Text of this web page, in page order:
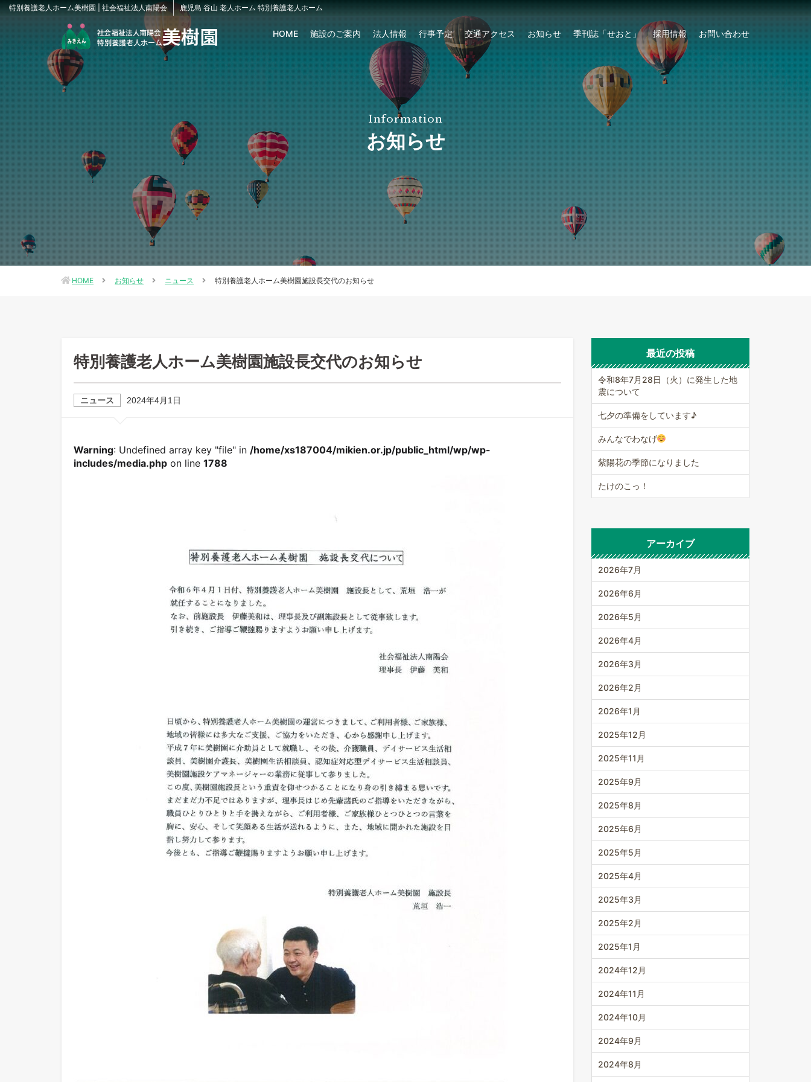
特別養護老人ホーム美樹園 | 社会福祉法人南陽会 鹿児島 谷山 老人ホーム 特別養護老人ホーム
HOME 施設のご案内 法人情報 行事予定 交通アクセス お知らせ 季刊誌「せおと」 採用情報 お問い合わせ
Information
お知らせ
HOME お知らせ ニュース 特別養護老人ホーム美樹園施設長交代のお知らせ
特別養護老人ホーム美樹園施設長交代のお知らせ
ニュース 2024年4月1日
Warning: Undefined array key "file" in /home/xs187004/mikien.or.jp/public_html/wp/wp-
includes/media.php on line 1788
最近の投稿
令和8年7月28日（火）に発生した地
震について
七夕の準備をしています♪
みんなでわなげ
紫陽花の季節になりました
たけのこっ！
アーカイブ
2026年7月
2026年6月
2026年5月
2026年4月
2026年3月
2026年2月
2026年1月
2025年12月
2025年11月
2025年9月
2025年8月
2025年6月
2025年5月
2025年4月
2025年3月
2025年2月
2025年1月
2024年12月
2024年11月
2024年10月
2024年9月
2024年8月